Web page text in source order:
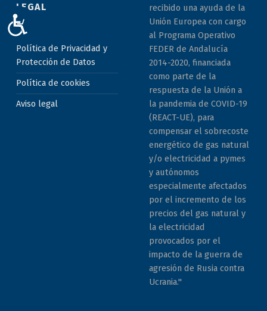
LEGAL
Política de Privacidad y
Protección de Datos
Política de cookies
Aviso legal
recibido una ayuda de la
Unión Europea con cargo
al Programa Operativo
FEDER de Andalucía
2014-2020, financiada
como parte de la
respuesta de la Unión a
la pandemia de COVID-19
(REACT-UE), para
compensar el sobrecoste
energético de gas natural
y/o electricidad a pymes
y autónomos
especialmente afectados
por el incremento de los
precios del gas natural y
la electricidad
provocados por el
impacto de la guerra de
agresión de Rusia contra
Ucrania."